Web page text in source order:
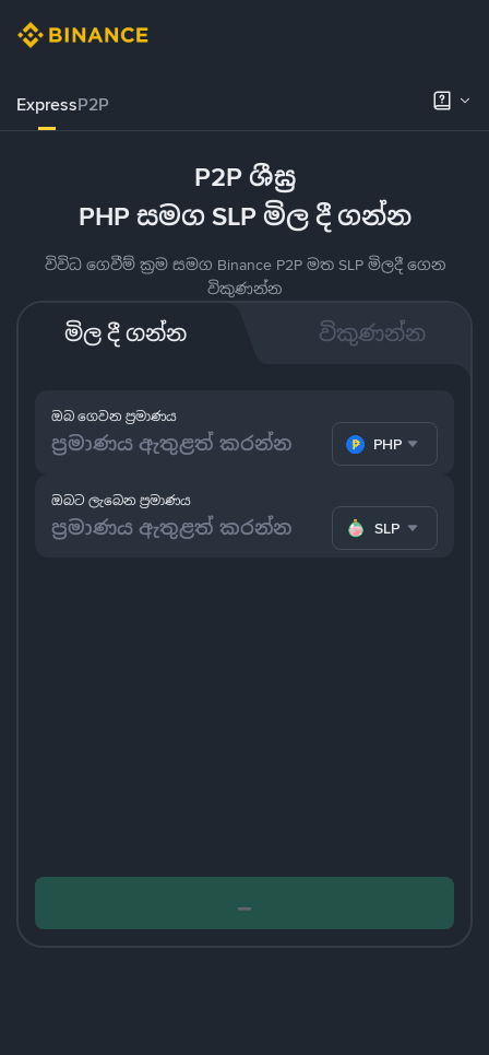
ExpressP2P
P2P ශීඝ්‍ර
PHP සමග SLP මිල දී ගන්න
විවිධ ගෙවීම් ක්‍රම සමග Binance P2P මත SLP මිලදී ගෙන
විකුණන්න
මිල දී ගන්න විකුණන්න
ඔබ ගෙවන ප්‍රමාණය
PHP
ඔබට ලැබෙන ප්‍රමාණය
SLP